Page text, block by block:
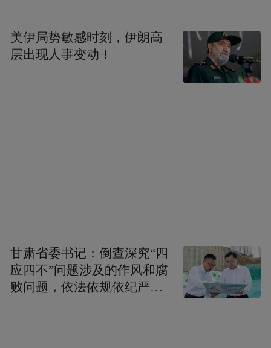
美伊局势敏感时刻，伊朗高
层出现人事变动！
甘肃省委书记：倒查深究“四
应四不”问题涉及的作风和腐
败问题，依法依规依纪严肃